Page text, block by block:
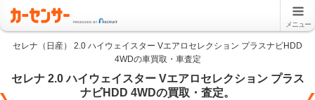
メニュー
セレナ（日産） 2.0 ハイウェイスター Vエアロセレクション プラスナビHDD
4WDの車買取・車査定
セレナ 2.0 ハイウェイスター Vエアロセレクション プラス
ナビHDD 4WDの買取・査定。